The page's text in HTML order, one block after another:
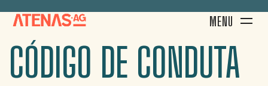
MENU
CÓDIGO DE CONDUTA